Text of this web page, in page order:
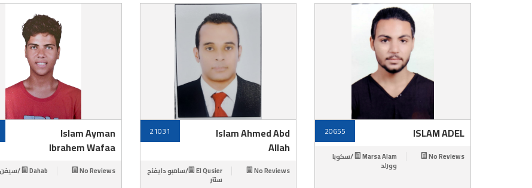
ISLAM ADEL
20655
No Reviews Marsa Alam /سكوبا
وورلد
Islam Ahmed Abd
Allah
21031
No Reviews El Qusier/سامبو دايفنج
سنتر
Islam Ayman
Ibrahem Wafaa
No Reviews Dahab /سيفن هيفن